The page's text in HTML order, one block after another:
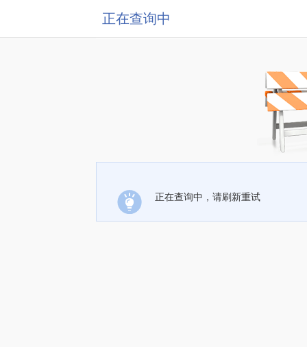
正在查询中
正在查询中，请刷新重试